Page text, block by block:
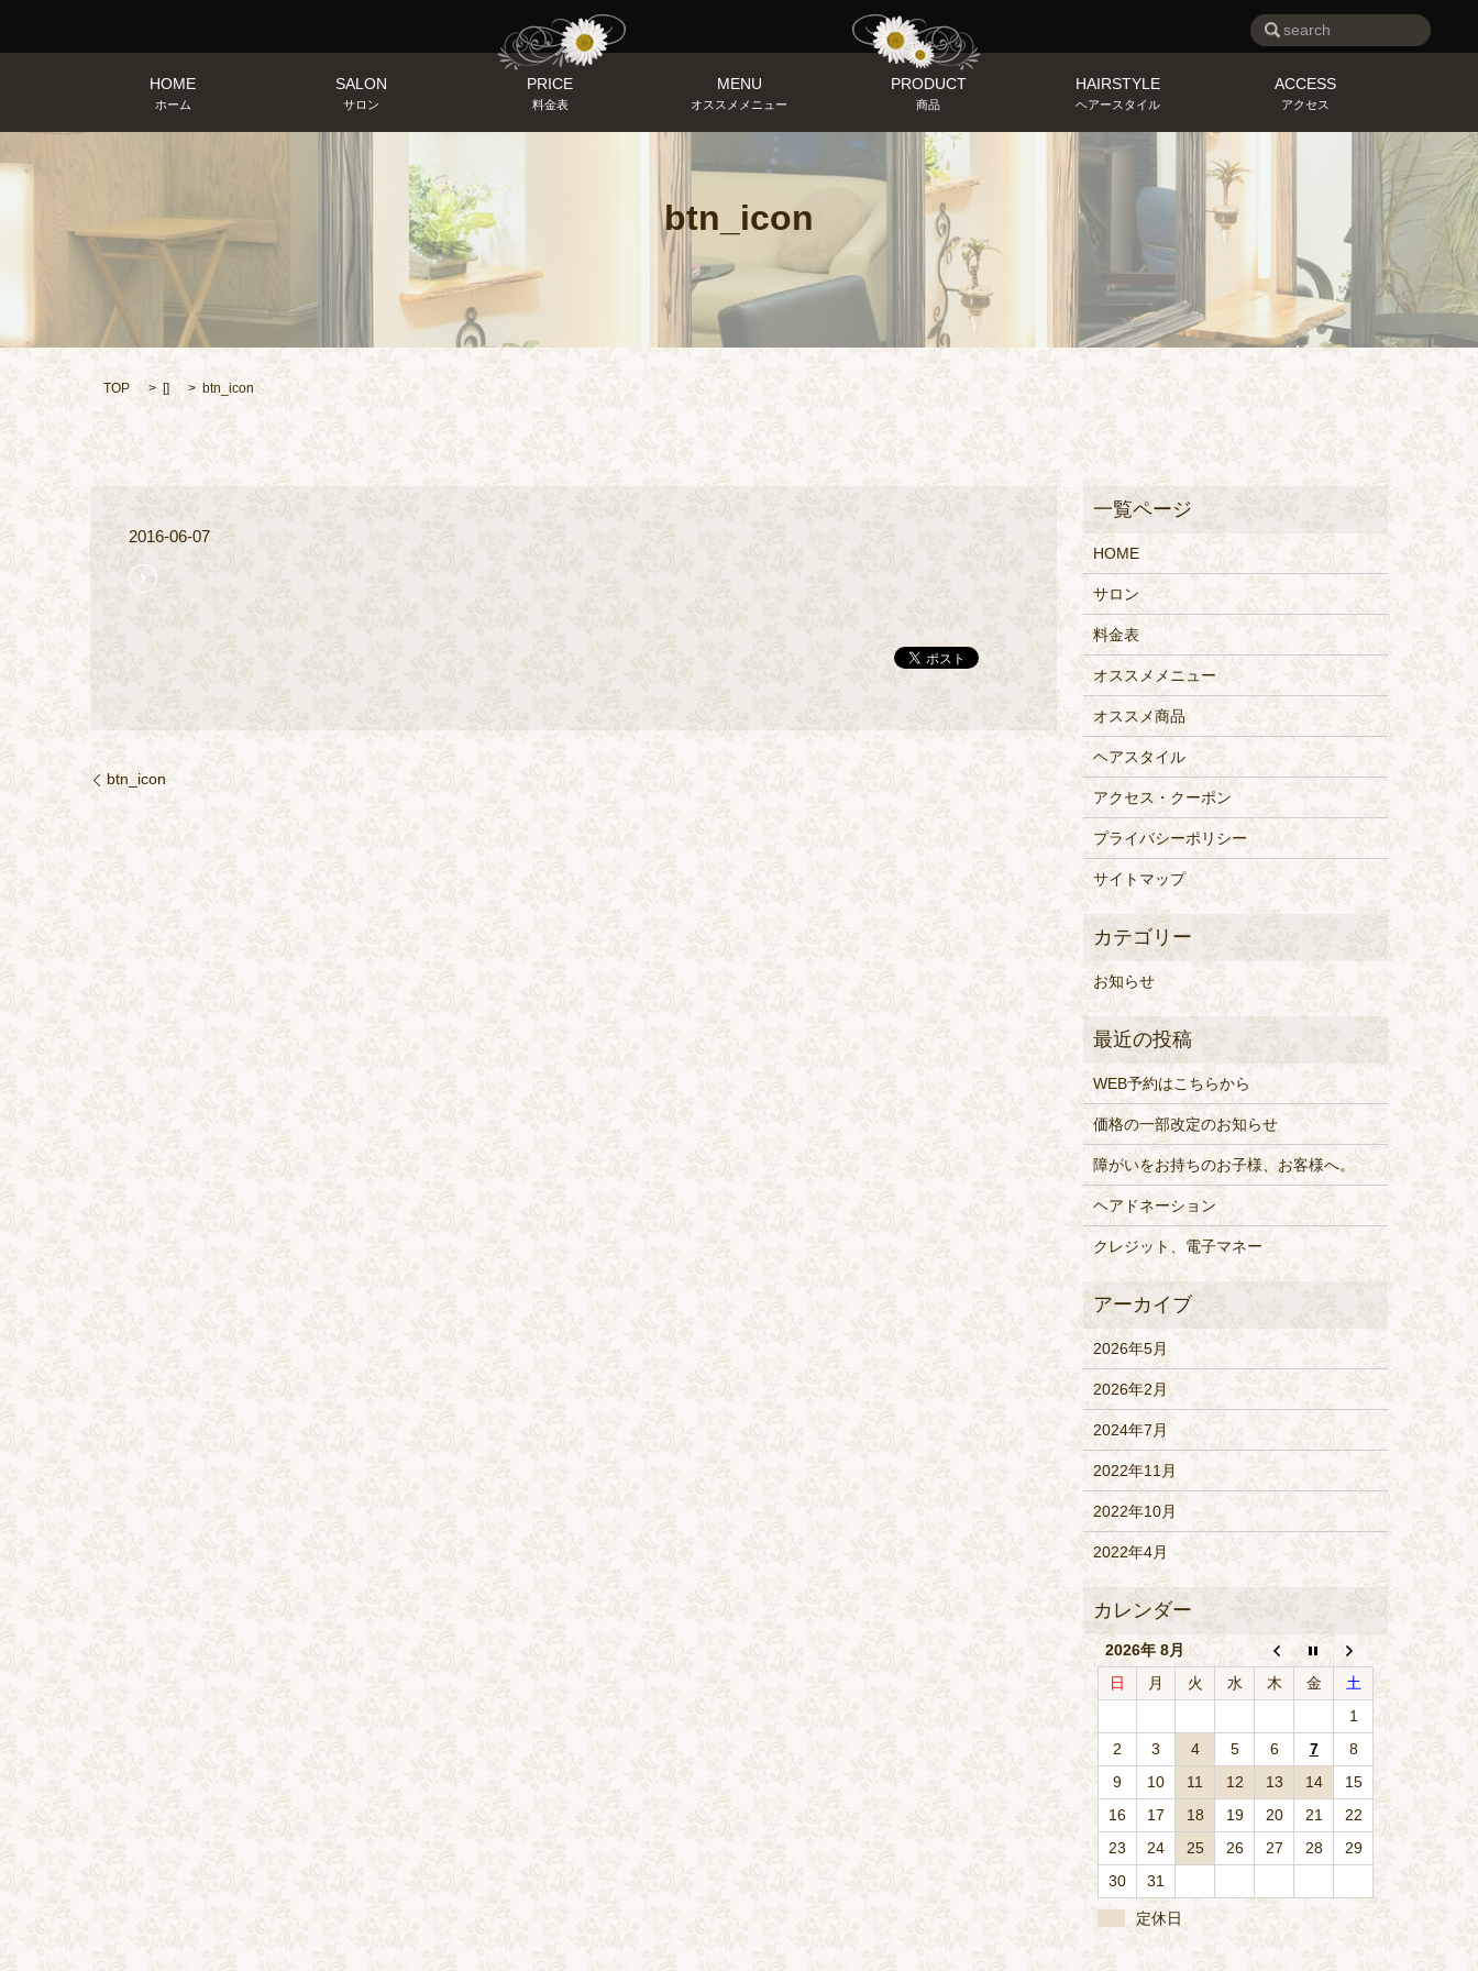
HOME
ホーム
SALON
サロン
PRICE
料金表
MENU
オススメメニュー
PRODUCT
商品
HAIRSTYLE
ヘアースタイル
ACCESS
アクセス
btn_icon
TOP [] btn_icon
2016-06-07
btn_icon
HOME
サロン
料金表
オススメメニュー
オススメ商品
ヘアスタイル
アクセス・クーポン
プライバシーポリシー
サイトマップ
お知らせ
WEB予約はこちらから
価格の一部改定のお知らせ
障がいをお持ちのお子様、お客様へ。
ヘアドネーション
クレジット、電子マネー
2026年5月
2026年2月
2024年7月
2022年11月
2022年10月
2022年4月
2026年 8月
日
月 火 水 木 金
土
1
2
3 4 5 6 7
8
9
10 11 12 13 14
15
16
17 18 19 20 21
22
23
24 25 26 27 28
29
30
31
定休日